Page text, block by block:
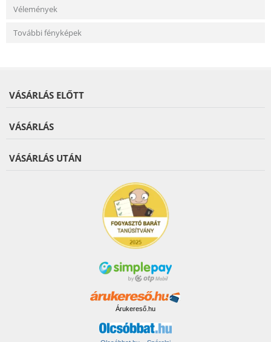
Vélemények
További fényképek
VÁSÁRLÁS ELŐTT
VÁSÁRLÁS
VÁSÁRLÁS UTÁN
Árukereső.hu